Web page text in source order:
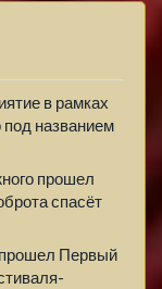
в рамках
названием
прошел
спасёт
Первый